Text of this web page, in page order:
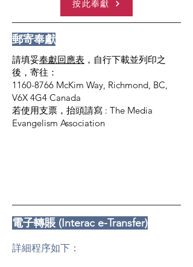
按此奉獻
郵寄奉獻
請填妥奉獻回應表 ，自行下載並列印之
後，寄往：
1160-8766 McKim Way, Richmond, BC,
V6X 4G4 Canada
若使用支票，抬頭請寫 : The Media
Evangelism Association
電子轉賬 (Interac e-Transfer)
詳細程序如下：